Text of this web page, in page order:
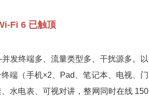
Fi 6 已触顶
发终端多、流量类型多、干扰源多。以
端（手机×2、Pad、笔记本、电视、门
水电表、可视对讲，整网同时在线 150